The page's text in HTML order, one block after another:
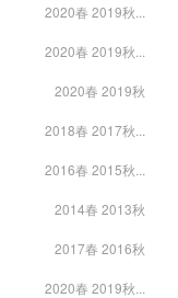
2020春 2019秋...
2020春 2019秋...
2020春 2019秋
2018春 2017秋...
2016春 2015秋...
2014春 2013秋
2017春 2016秋
2020春 2019秋...